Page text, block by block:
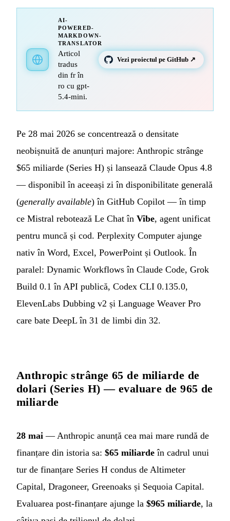
AI-
POWERED-
MARKDOWN-
TRANSLATOR
Articol
tradus
din fr în
ro cu gpt-
5.4-mini.
Vezi proiectul pe GitHub ↗
Pe 28 mai 2026 se concentrează o densitate
neobișnuită de anunțuri majore: Anthropic strânge
$65 miliarde (Series H) și lansează Claude Opus 4.8
— disponibil în aceeași zi în disponibilitate generală
(generally available) în GitHub Copilot — în timp
ce Mistral rebotează Le Chat în Vibe, agent unificat
pentru muncă și cod. Perplexity Computer ajunge
nativ în Word, Excel, PowerPoint și Outlook. În
paralel: Dynamic Workflows în Claude Code, Grok
Build 0.1 în API publică, Codex CLI 0.135.0,
ElevenLabs Dubbing v2 și Language Weaver Pro
care bate DeepL în 31 de limbi din 32.
Anthropic strânge 65 de miliarde de
dolari (Series H) — evaluare de 965 de
miliarde
28 mai — Anthropic anunță cea mai mare rundă de
finanțare din istoria sa: $65 miliarde în cadrul unui
tur de finanțare Series H condus de Altimeter
Capital, Dragoneer, Greenoaks și Sequoia Capital.
Evaluarea post-finanțare ajunge la $965 miliarde, la